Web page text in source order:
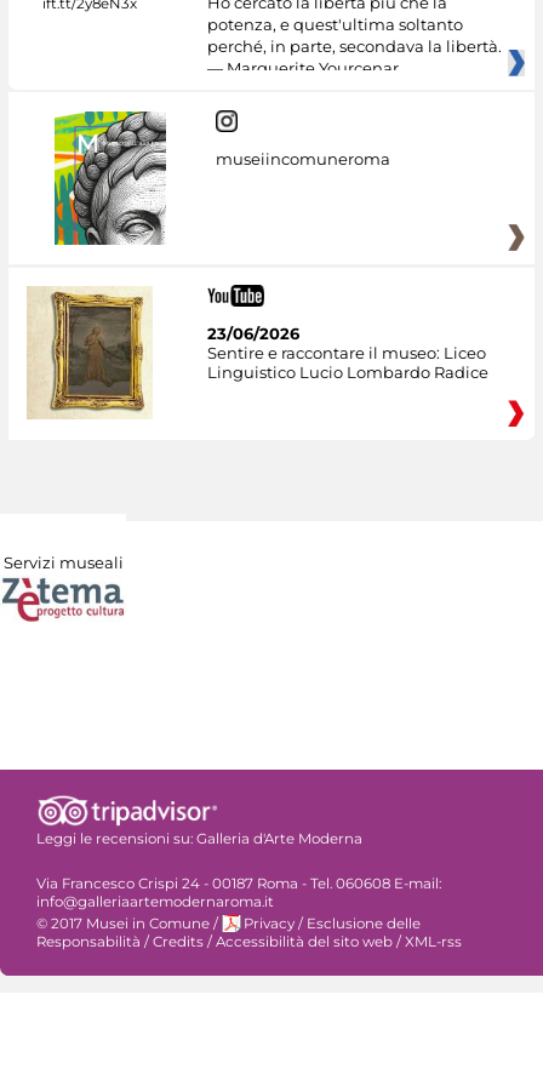
potenza, e quest'ultima soltanto
perché, in parte, secondava la libertà.
— Marguerite Yourcenar
museiincomuneroma
23/06/2026
Sentire e raccontare il museo: Liceo
Linguistico Lucio Lombardo Radice
Servizi museali
Leggi le recensioni su: Galleria d'Arte Moderna
Via Francesco Crispi 24 - 00187 Roma - Tel. 060608 E-mail:
info@galleriaartemodernaroma.it
© 2017 Musei in Comune / Privacy / Esclusione delle
Responsabilità / Credits / Accessibilità del sito web / XML-rss